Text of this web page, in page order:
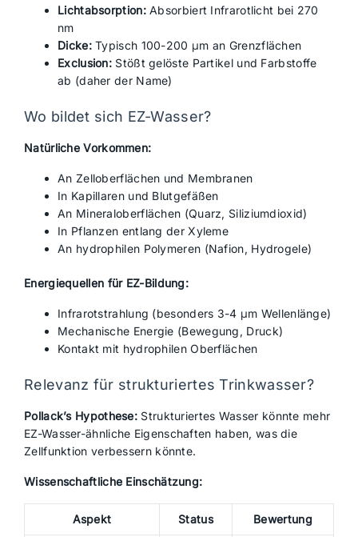
Lichtabsorption:Absorbiert Infrarotlicht bei 270
nm
Dicke:Typisch 100-200 μm an Grenzflächen
Exclusion: Stößt gelöste Partikel und Farbstoffe
ab (daher der Name)
Wo bildet sich EZ-Wasser?
Natürliche Vorkommen:
An Zelloberflächen und Membranen
In Kapillaren und Blutgefäßen
An Mineraloberflächen (Quarz, Siliziumdioxid)
In Pflanzen entlang der Xyleme
An hydrophilen Polymeren (Nafion, Hydrogele)
Energiequellen für EZ-Bildung:
Infrarotstrahlung (besonders 3-4 μm Wellenlänge)
Mechanische Energie (Bewegung, Druck)
Kontakt mit hydrophilen Oberflächen
Relevanz für strukturiertes Trinkwasser?
Pollack’s Hypothese: Strukturiertes Wasser könnte mehr
EZ-Wasser-ähnliche Eigenschaften haben, was die
Zellfunktion verbessern könnte.
Wissenschaftliche Einschätzung:
Aspekt Status Bewertung